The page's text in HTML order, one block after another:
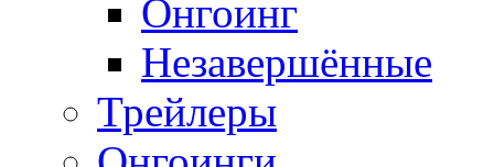
Онгоинг
Незавершённые
Трейлеры